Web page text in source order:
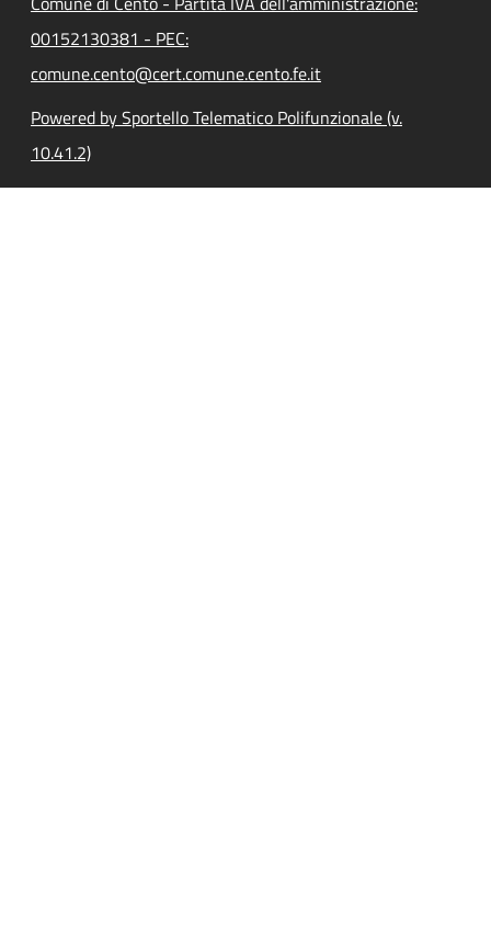
00152130381 - PEC:
comune.cento@cert.comune.cento.fe.it
Powered by Sportello Telematico Polifunzionale (v.
10.41.2)